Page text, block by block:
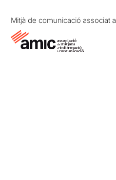
Mitjà de comunicació associat a